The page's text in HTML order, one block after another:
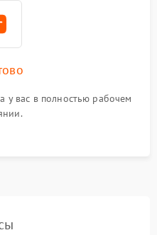
у вас в полностью рабочем